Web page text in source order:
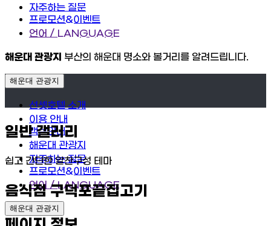
자주하는 질문
프로모션&이벤트
언어 / LANGUAGE
해운대 관광지 부산의 해운대 명소와 볼거리를 알려드립니다.
해운대 관광지
선셋호텔 소개
이용 안내
객실안내
해운대 관광지
자주하는 질문
프로모션&이벤트
언어 / LANGUAGE
해운대 관광지
일반 갤러리
쉽고 간단한 알찬구성 테마
음식점 구덕포끝집고기